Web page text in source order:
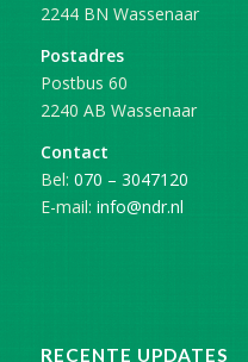
2244 BN Wassenaar
Postadres
Postbus 60
2240 AB Wassenaar
Contact
Bel: 070 – 3047120
E-mail: info@ndr.nl
RECENTE UPDATES